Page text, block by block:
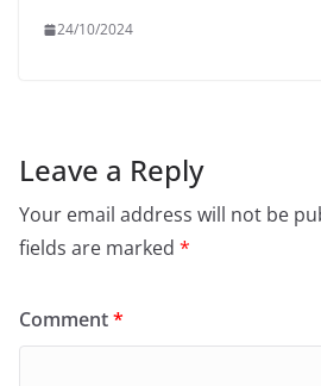
24/10/2024
Leave a Reply
Your email address will not be
fields are marked *
Comment*